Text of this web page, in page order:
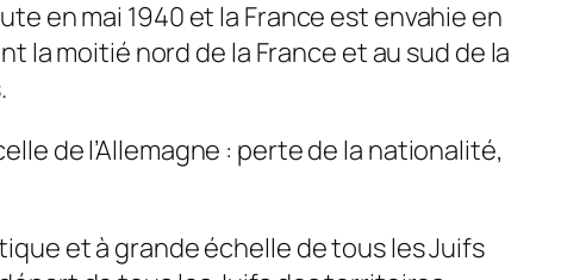
en mai 1940 et la France est envahie en
la moitié nord de la France et au sud de la
de l’Allemagne : perte de la nationalité,
et à grande échelle de tous les Juifs